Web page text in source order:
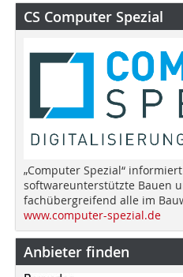
CS Computer Spezial
„Computer Spezial“
softwareunterstützte Bauen
fachübergreifend alle im
www.computer-spezial.de
Anbieter finden